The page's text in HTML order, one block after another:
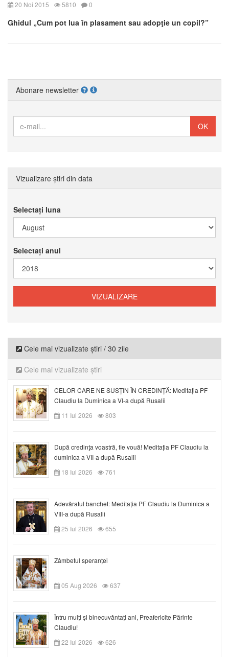
20 Noi 2015 5810 0
Ghidul „Cum pot lua în plasament sau adopţie un copil?”
Abonare newsletter
Vizualizare știri din data
Selectați luna
Selectați anul
Cele mai vizualizate știri / 30 zile
Cele mai vizualizate știri
CELOR CARE NE SUSȚIN ÎN CREDINȚĂ: Meditația PF
Claudiu la Duminica a VI-a după Rusalii
11 Iul 2026
803
După credinţa voastră, fie vouă! Meditația PF Claudiu la
duminica a VII-a după Rusalii
18 Iul 2026
761
Adevăratul banchet: Meditația PF Claudiu la Duminica a
VIII-a după Rusalii
25 Iul 2026
655
Zâmbetul speranței
05 Aug 2026 637
Întru mulți și binecuvântați ani, Preafericite Părinte
Claudiu!
22 Iul 2026
626